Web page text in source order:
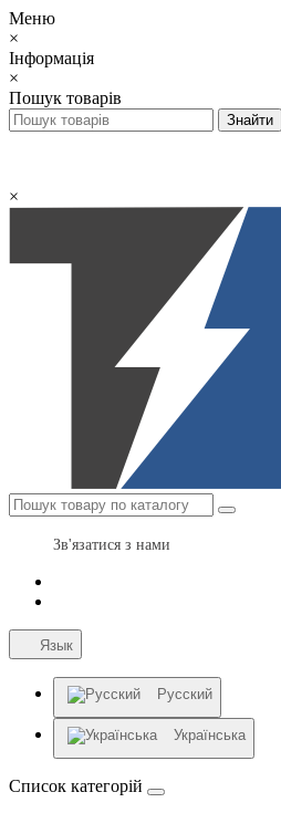
Меню
×
Інформація
×
Пошук товарів
×
Зв'язатися з нами
Язык
Русский
Українська
Список категорій